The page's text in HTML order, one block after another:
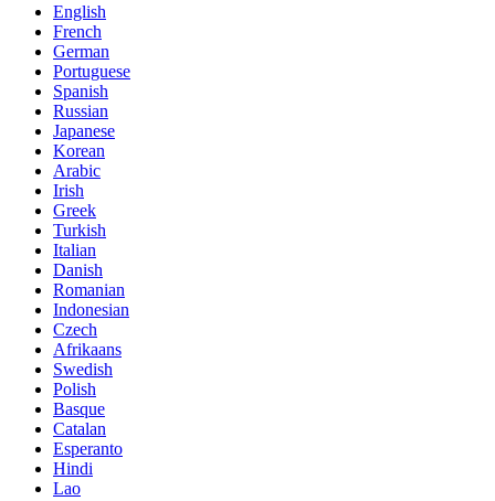
English
French
German
Portuguese
Spanish
Russian
Japanese
Korean
Arabic
Irish
Greek
Turkish
Italian
Danish
Romanian
Indonesian
Czech
Afrikaans
Swedish
Polish
Basque
Catalan
Esperanto
Hindi
Lao